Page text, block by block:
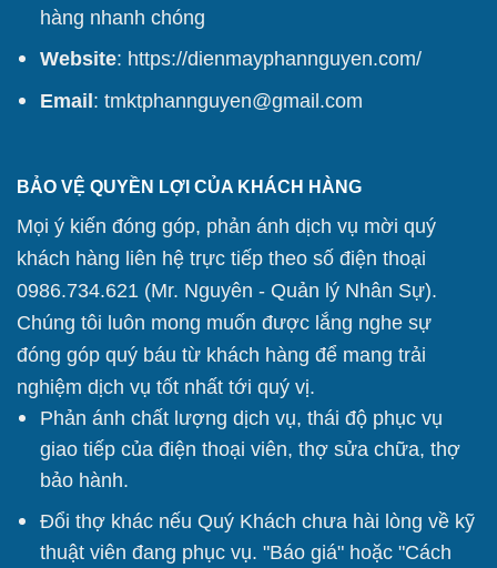
hàng nhanh chóng
Website: https://dienmayphannguyen.com/
Email: tmktphannguyen@gmail.com
BẢO VỆ QUYỀN LỢI CỦA KHÁCH HÀNG
Mọi ý kiến đóng góp, phản ánh dịch vụ mời quý
khách hàng liên hệ trực tiếp theo số điện thoại
0986.734.621 (Mr. Nguyên - Quản lý Nhân Sự).
Chúng tôi luôn mong muốn được lắng nghe sự
đóng góp quý báu từ khách hàng để mang trải
nghiệm dịch vụ tốt nhất tới quý vị.
Phản ánh chất lượng dịch vụ, thái độ phục vụ
giao tiếp của điện thoại viên, thợ sửa chữa, thợ
bảo hành.
Đổi thợ khác nếu Quý Khách chưa hài lòng về kỹ
thuật viên đang phục vụ. "Báo giá" hoặc "Cách